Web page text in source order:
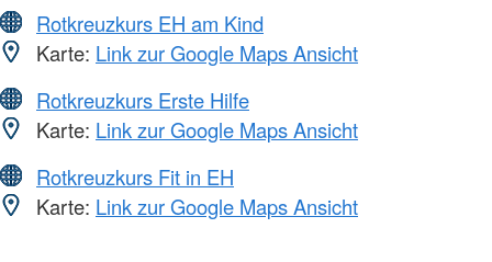
Rotkreuzkurs EH am Kind
Karte: Link zur Google Maps Ansicht
Rotkreuzkurs Erste Hilfe
Karte: Link zur Google Maps Ansicht
Rotkreuzkurs Fit in EH
Karte: Link zur Google Maps Ansicht